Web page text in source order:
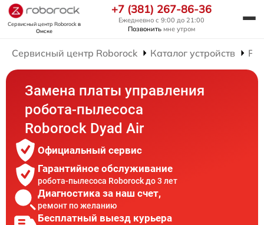
Сервисный центр Roborockв
Омске
+7 (381) 267-86-36
Ежедневно с 9:00 до 21:00
Позвонить мне утром
Сервисный центр Roborock Каталог устройств
Замена платы управления
робота-пылесоса
Roborock Dyad Air
Официальный сервис
Гарантийное обслуживание
робота-пылесоса Roborock до 3 лет
Диагностика за наш счет,
ремонт по желанию
Бесплатный выезд курьера